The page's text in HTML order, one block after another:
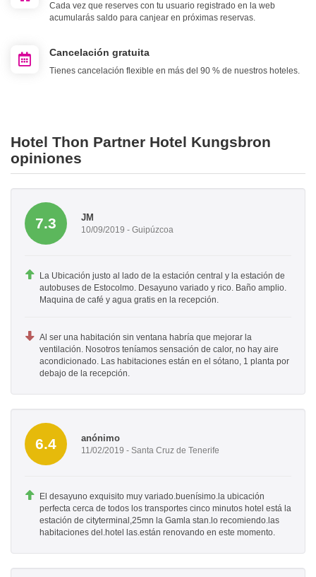
Cada vez que reserves con tu usuario registrado en la web
acumularás saldo para canjear en próximas reservas.
Cancelación gratuita
Tienes cancelación flexible en más del 90 % de nuestros hoteles.
Hotel Thon Partner Hotel Kungsbron
opiniones
7.3 JM
10/09/2019 - Guipúzcoa
La Ubicación justo al lado de la estación central y la estación de
autobuses de Estocolmo. Desayuno variado y rico. Baño amplio.
Maquina de café y agua gratis en la recepción.
Al ser una habitación sin ventana habría que mejorar la
ventilación. Nosotros teníamos sensación de calor, no hay aire
acondicionado. Las habitaciones están en el sótano, 1 planta por
debajo de la recepción.
6.4 anónimo
11/02/2019 - Santa Cruz de Tenerife
El desayuno exquisito muy variado.buenísimo.la ubicación
perfecta cerca de todos los transportes cinco minutos hotel está la
estación de cityterminal,25mn la Gamla stan.lo recomiendo.las
habitaciones del.hotel las.están renovando en este momento.